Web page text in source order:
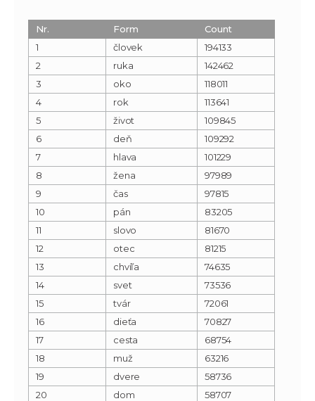
Nr. Form
Count
1
človek
194133
2
ruka
142462
3
oko
118011
4
rok
113641
5
život
109845
6
deň
109292
7
hlava
101229
8
žena
97989
9
čas
97815
10
pán
83205
11
slovo
81670
12
otec
81215
13
chvíľa
74635
14
svet
73536
15
tvár
72061
16
dieťa
70827
17
cesta
68754
18
muž
63216
19
dvere
58736
20
dom
58707